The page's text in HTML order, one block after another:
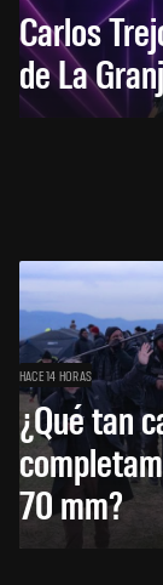
Carlos
de La
HACE 14 HORAS
¿Qué tan
70 mm?